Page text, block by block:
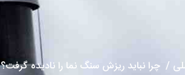
/ چرا نباید ریزش سنگ نما را نادیده گرفت؟